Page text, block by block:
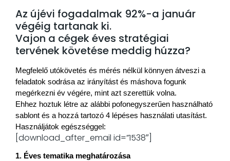
Az újévi fogadalmak 92%-a január
végéig tartanak ki.
Vajon a cégek éves stratégiai
tervének követése meddig húzza?
Megfelelő utókövetés és mérés nélkül könnyen átveszi a
feladatok sodrása az irányítást és máshova fogunk
Ehhez hoztuk létre az alábbi pofonegyszerűen használható
sablont és a hozzá tartozó 4 lépéses használati utasítást.
Használjátok egészséggel:
[download_after_email id=”1538″]
1. Éves tematika meghatározása